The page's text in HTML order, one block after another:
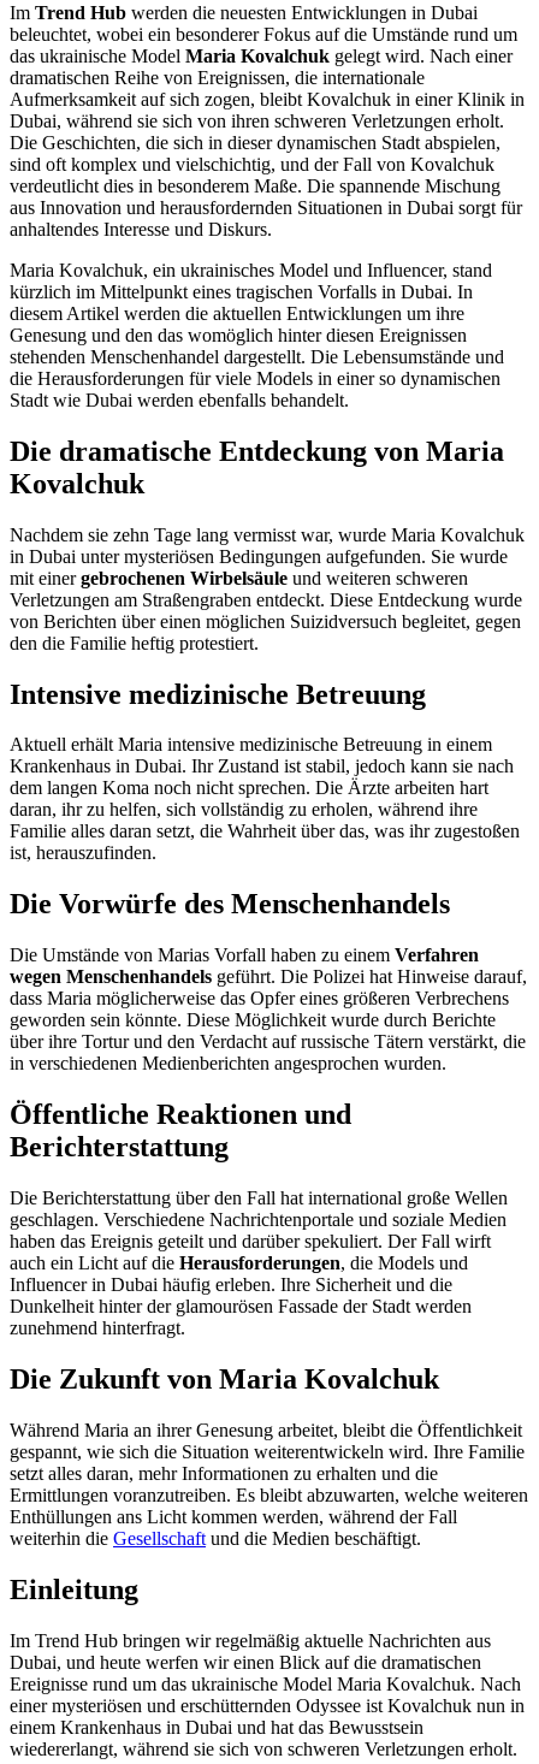
Im Trend Hub werden die neuesten Entwicklungen in Dubai
beleuchtet, wobei ein besonderer Fokus auf die Umstände rund um
das ukrainische Model Maria Kovalchuk gelegt wird. Nach einer
dramatischen Reihe von Ereignissen, die internationale
Aufmerksamkeit auf sich zogen, bleibt Kovalchuk in einer Klinik in
Dubai, während sie sich von ihren schweren Verletzungen erholt.
Die Geschichten, die sich in dieser dynamischen Stadt abspielen,
sind oft komplex und vielschichtig, und der Fall von Kovalchuk
verdeutlicht dies in besonderem Maße. Die spannende Mischung
aus Innovation und herausfordernden Situationen in Dubai sorgt für
anhaltendes Interesse und Diskurs.
Maria Kovalchuk, ein ukrainisches Model und Influencer, stand
kürzlich im Mittelpunkt eines tragischen Vorfalls in Dubai. In
diesem Artikel werden die aktuellen Entwicklungen um ihre
Genesung und den das womöglich hinter diesen Ereignissen
stehenden Menschenhandel dargestellt. Die Lebensumstände und
die Herausforderungen für viele Models in einer so dynamischen
Stadt wie Dubai werden ebenfalls behandelt.
Die dramatische Entdeckung von Maria
Kovalchuk
Nachdem sie zehn Tage lang vermisst war, wurde Maria Kovalchuk
in Dubai unter mysteriösen Bedingungen aufgefunden. Sie wurde
mit einergebrochenen Wirbelsäule und weiteren schweren
Verletzungen am Straßengraben entdeckt. Diese Entdeckung wurde
von Berichten über einen möglichen Suizidversuch begleitet, gegen
den die Familie heftig protestiert.
Intensive medizinische Betreuung
Aktuell erhält Maria intensive medizinische Betreuung in einem
Krankenhaus in Dubai. Ihr Zustand ist stabil, jedoch kann sie nach
dem langen Koma noch nicht sprechen. Die Ärzte arbeiten hart
daran, ihr zu helfen, sich vollständig zu erholen, während ihre
Familie alles daran setzt, die Wahrheit über das, was ihr zugestoßen
ist, herauszufinden.
Die Vorwürfe des Menschenhandels
Die Umstände von Marias Vorfall haben zu einem Verfahren
wegen Menschenhandels geführt. Die Polizei hat Hinweise darauf,
dass Maria möglicherweise das Opfer eines größeren Verbrechens
geworden sein könnte. Diese Möglichkeit wurde durch Berichte
über ihre Tortur und den Verdacht auf russische Tätern verstärkt, die
in verschiedenen Medienberichten angesprochen wurden.
Öffentliche Reaktionen und
Berichterstattung
Die Berichterstattung über den Fall hat international große Wellen
geschlagen. Verschiedene Nachrichtenportale und soziale Medien
haben das Ereignis geteilt und darüber spekuliert. Der Fall wirft
auch ein Licht auf die Herausforderungen, die Models und
Influencer in Dubai häufig erleben. Ihre Sicherheit und die
Dunkelheit hinter der glamourösen Fassade der Stadt werden
zunehmend hinterfragt.
Die Zukunft von Maria Kovalchuk
Während Maria an ihrer Genesung arbeitet, bleibt die Öffentlichkeit
gespannt, wie sich die Situation weiterentwickeln wird. Ihre Familie
setzt alles daran, mehr Informationen zu erhalten und die
Ermittlungen voranzutreiben. Es bleibt abzuwarten, welche weiteren
Enthüllungen ans Licht kommen werden, während der Fall
weiterhin die Gesellschaft und die Medien beschäftigt.
Einleitung
Im Trend Hub bringen wir regelmäßig aktuelle Nachrichten aus
Dubai, und heute werfen wir einen Blick auf die dramatischen
Ereignisse rund um das ukrainische Model Maria Kovalchuk. Nach
einer mysteriösen und erschütternden Odyssee ist Kovalchuk nun in
einem Krankenhaus in Dubai und hat das Bewusstsein
wiedererlangt, während sie sich von schweren Verletzungen erholt.